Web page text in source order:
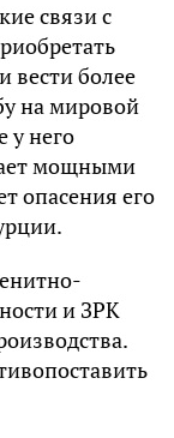
связи с
вести более
на мировой
у него
мощными
опасения его
и ЗРК